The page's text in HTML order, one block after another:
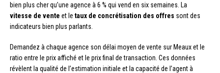
bien plus cher qu’une agence à 6 % qui vend en six semaines. La
vitesse de vente et le taux de concrétisation des offres sont des
indicateurs bien plus parlants.
Demandez à chaque agence son délai moyen de vente sur Meaux et le
ratio entre le prix affiché et le prix final de transaction. Ces données
révèlent la qualité de l’estimation initiale et la capacité de l’agent à